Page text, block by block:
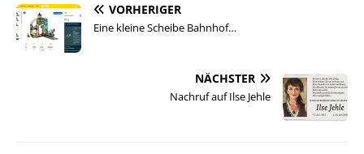
VORHERIGER
Eine kleine Scheibe Bahnhof…
NÄCHSTER
Nachruf auf Ilse Jehle